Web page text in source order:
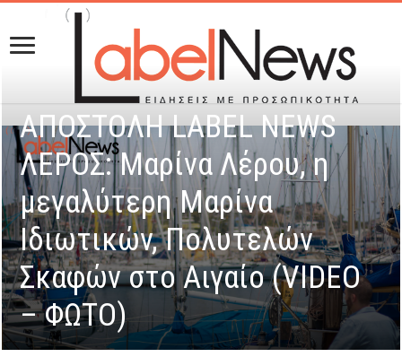
ΑΠΟΣΤΟΛΗ LABEL NEWS
ΛΕΡΟΣ: Mαρίνα Λέρου, η
μεγαλύτερη Μαρίνα
Ιδιωτικών, Πολυτελών
Σκαφών στο Αιγαίο (VIDEO
– ΦΩΤΟ)